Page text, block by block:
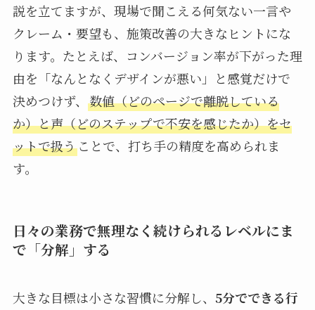
説を立てますが、現場で聞こえる何気ない一言や
クレーム・要望も、施策改善の大きなヒントにな
ります。たとえば、コンバージョン率が下がった理
由を「なんとなくデザインが悪い」と感覚だけで
決めつけず、 数値（どのページで離脱している
か）と声（どのステップで不安を感じたか）をセ
ットで扱うことで、打ち手の精度を高められま
す。
日々の業務で無理なく続けられるレベルにま
で「分解」する
大きな目標は小さな習慣に分解し、 5分でできる行